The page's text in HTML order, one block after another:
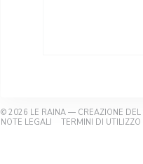
© 2026 LE RAINA — CREAZIONE DEL
NOTE LEGALI ((APRE UNA NUOVA
TERMINI DI UTILIZZO